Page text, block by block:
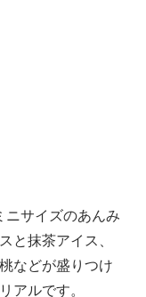
ニサイズのあんみ
と抹茶アイス、
などが盛りつけ
アルです。